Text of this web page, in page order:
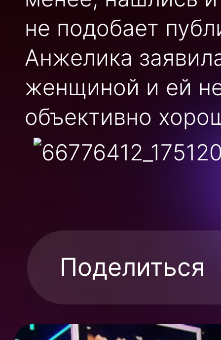
не подобает
Анжелика
женщиной и ей
объективно
Поделиться